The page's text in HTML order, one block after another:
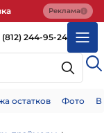
Реклама
(812) 244-95-24
остатков Фото